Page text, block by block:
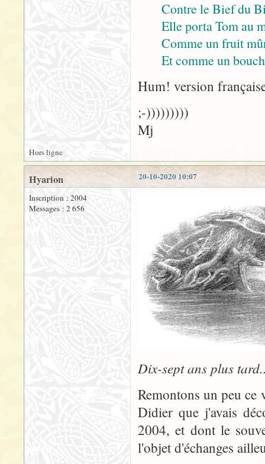
Contre le Bief du
Elle porta Tom au
Comme un fruit
Et comme un
Hum! version
;-)))))))))
Mj
Hors ligne
20-10-2020 10:07
Hyarion
Inscription : 2004
Messages : 2 656
Dix-sept ans plus
Remontons un peu
Didier que j'avais
2004, et dont le
l'objet d'échanges